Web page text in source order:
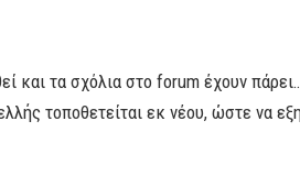
και τα σχόλια στο forum έχουν
τοποθετείται εκ νέου, ώστε να